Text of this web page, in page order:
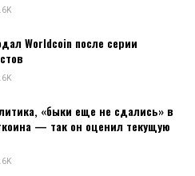
Worldcoin после серии
«быки еще не сдались» в
— так он оценил текущую